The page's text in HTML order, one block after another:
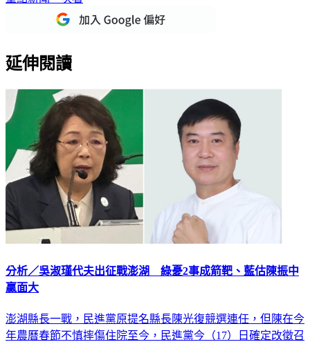
贏面大
年農曆春節不慎摔傷住院至今，民進黨今（17）日確定改徵召
澎湖縣長陳光復的妻子吳淑瑾代夫出征。綠營內部擔憂吳淑瑾